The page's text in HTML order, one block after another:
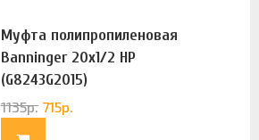
Муфта полипропиленовая
Banninger 20х1/2 НР
(G8243G2015)
1135р. 715р.